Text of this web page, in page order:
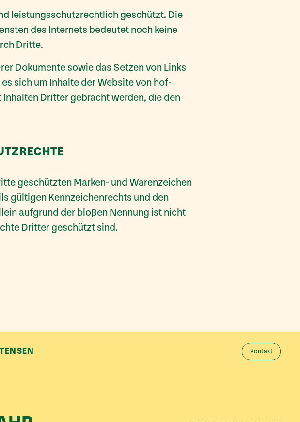
leistungsschutzrechtlich geschützt. Die
des Internets bedeutet noch keine
Dritte.
Dokumente sowie das Setzen von Links
sich um Inhalte der Website von hof-
Dritter gebracht werden, die den
geschützten Marken- und Warenzeichen
gültigen Kennzeichenrechts und den
aufgrund der bloßen Nennung ist nicht
Dritter geschützt sind.
Kontakt